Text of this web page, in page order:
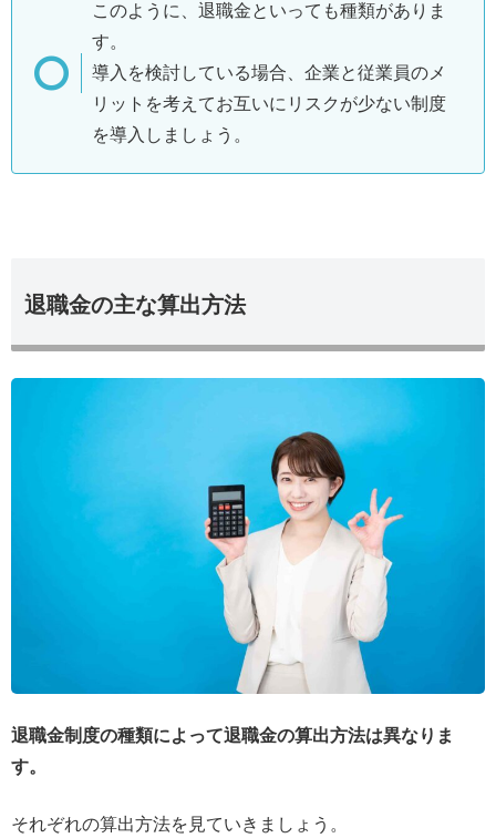
このように、退職金といっても種類がありま
す。
導入を検討している場合、企業と従業員のメ
リットを考えてお互いにリスクが少ない制度
を導入しましょう。
退職金の主な算出方法
退職金制度の種類によって退職金の算出方法は異なりま
す。
それぞれの算出方法を見ていきましょう。